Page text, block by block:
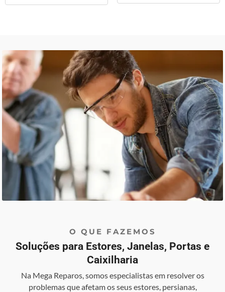
O QUE FAZEMOS
Soluções para Estores, Janelas, Portas e
Caixilharia
Na Mega Reparos, somos especialistas em resolver os
problemas que afetam os seus estores, persianas,